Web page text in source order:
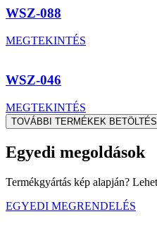
WSZ-088
MEGTEKINTÉS
WSZ-046
MEGTEKINTÉS
TOVÁBBI TERMÉKEK
Egyedi megoldások
Termékgyártás kép alapján?
EGYEDI MEGRENDELÉS